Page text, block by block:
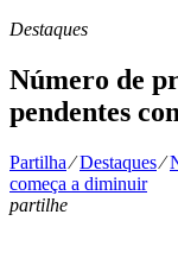
Destaques
Número de
pendentes
Partilha⁄Destaques⁄
começa a diminuir
partilhe